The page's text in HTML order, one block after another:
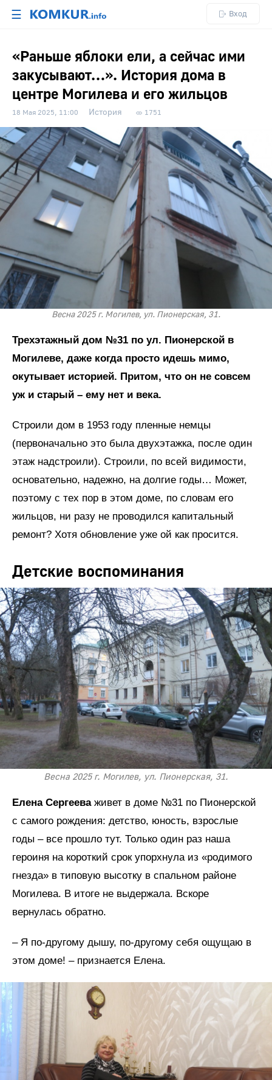
☰ Вход
«Раньше яблоки ели, а сейчас ими
закусывают…». История дома в
центре Могилева и его жильцов
18 Мая 2025, 11:00 История 1751
Весна 2025 г. Могилев, ул. Пионерская, 31.
Трехэтажный дом №31 по ул. Пионерской в
Могилеве, даже когда просто идешь мимо,
окутывает историей. Притом, что он не совсем
уж и старый – ему нет и века.
Строили дом в 1953 году пленные немцы
(первоначально это была двухэтажка, после один
этаж надстроили). Строили, по всей видимости,
основательно, надежно, на долгие годы… Может,
поэтому с тех пор в этом доме, по словам его
жильцов, ни разу не проводился капитальный
ремонт? Хотя обновление уже ой как просится.
Детские воспоминания
Весна 2025 г. Могилев, ул. Пионерская, 31.
Елена Сергееваживет в доме №31 по Пионерской
с самого рождения: детство, юность, взрослые
годы – все прошло тут. Только один раз наша
героиня на короткий срок упорхнула из «родимого
гнезда» в типовую высотку в спальном районе
Могилева. В итоге не выдержала. Вскоре
вернулась обратно.
– Я по-другому дышу, по-другому себя ощущаю в
этом доме! – признается Елена.